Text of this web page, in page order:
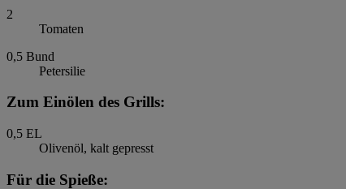
2
Tomaten
0,5 Bund
Petersilie
Zum Einölen des Grills:
0,5 EL
Olivenöl, kalt gepresst
Für die Spieße: